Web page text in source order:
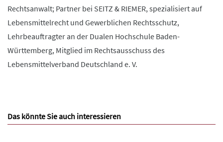
Rechtsanwalt; Partner bei SEITZ & RIEMER, spezialisiert auf
Lebensmittelrecht und Gewerblichen Rechtsschutz,
Lehrbeauftragter an der Dualen Hochschule Baden-
Württemberg, Mitglied im Rechtsausschuss des
Lebensmittelverband Deutschland e. V.
Das könnte Sie auch interessieren